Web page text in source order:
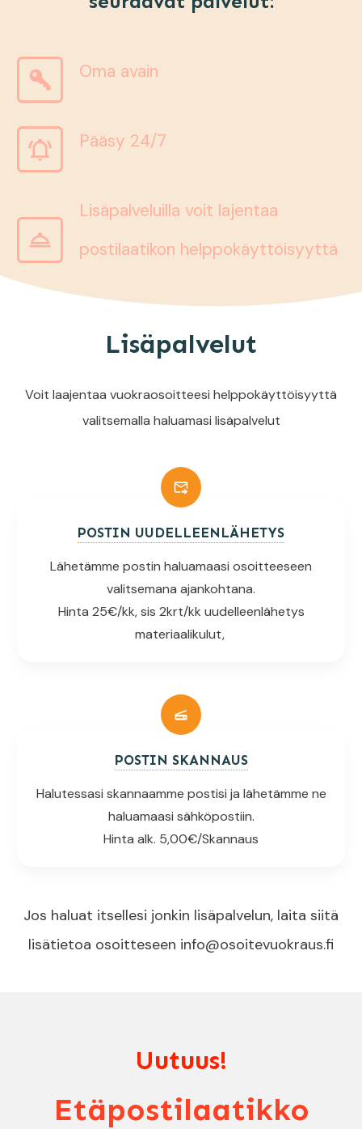
Oma avain
Pääsy 24/7
Lisäpalveluilla voit lajentaa
postilaatikon helppokäyttöisyyttä
Lisäpalvelut
Voit laajentaa vuokraosoitteesi helppokäyttöisyyttä
valitsemalla haluamasi lisäpalvelut
POSTIN UUDELLEENLÄHETYS
Lähetämme postin haluamaasi osoitteeseen
valitsemana ajankohtana.
Hinta 25€/kk, sis 2krt/kk uudelleenlähetys
materiaalikulut,
POSTIN SKANNAUS
Halutessasi skannaamme postisi ja lähetämme ne
haluamaasi sähköpostiin.
Hinta alk. 5,00€/Skannaus
Jos haluat itsellesi jonkin lisäpalvelun, laita siitä
lisätietoa osoitteseen info@osoitevuokraus.fi
Uutuus!
Etäpostilaatikko